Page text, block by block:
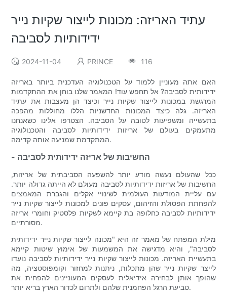
עתיד האריזה: מכונות לייצור שקיות נייר
ידידותיות לסביבה
2024-11-04 PRINCE 116
האם אתה מעוניין ללמוד על הטכנולוגיה העדכנית ביותר באריזה
ידידותית לסביבה? אל תחפש עוד! המאמר שלנו בוחן את ההתקדמות
המרגשת במכונות לייצור שקיות נייר וכיצד הן מעצבות את עתיד
האריזה. גלה כיצד המכונות החדשניות הללו מחוללות מהפכה
בתעשייה ומשפיעות לטובה על הסביבה. הצטרפו אלינו כשאנחנו
מתעמקים בעולם של אריזות ידידותיות לסביבה והטכנולוגיה
המתקדמת שמניעה אותה קדימה.
- החשיבות של אריזה ידידותית לסביבה
ככל שהעולם נעשה מודע יותר להשפעה הסביבתית של אריזות,
החשיבות של אריזות ידידותיות לסביבה מעולם לא הייתה גדולה יותר.
עם עליית המודעות העולמית לשינויי אקלים והגברת המאמצים
להפחתת הפסולת והזיהום, עסקים פונים למכונות לייצור שקיות נייר
ידידותיות לסביבה כחלופה בת קיימא לשקיות פלסטיק וחומרי אריזה
מסורתיים.
מילת המפתח של מאמר זה היא "מכונה לייצור שקיות נייר ידידותית
לסביבה", והיא מדגישה את המשמעות של אימוץ שיטות קיימא
בתעשיית האריזה. מכונות לייצור שקיות נייר ידידותיות לסביבה נועדו
לייצר שקיות נייר שהן מתכלות, ניתנות למחזור וקומפוסטציה, מה
שהופך אותן לבחירה אידיאלית לעסקים המעוניינים להפחית את
טביעת הרגל הפחמנית שלהם ולתרום לכדור הארץ בריא יותר.